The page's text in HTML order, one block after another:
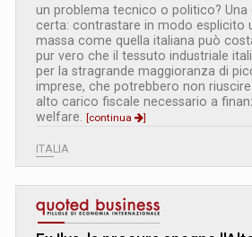
un problema tecnico o politico? Una
certa: contrastare in modo esplicito
massa come quella italiana può
pur vero che il tessuto industriale
per la stragrande maggioranza di
imprese, che potrebbero non
alto carico fiscale necessario a
welfare. [continua ]
ITALIA